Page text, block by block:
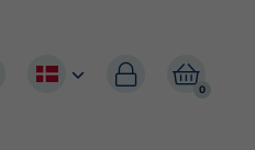

0